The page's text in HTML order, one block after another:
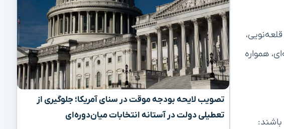
تصویب لایحه بودجه موقت در سنای آمریکا؛ جلوگیری از
تعطیلی دولت در آستانه انتخابات میان‌دوره‌ای
همواره